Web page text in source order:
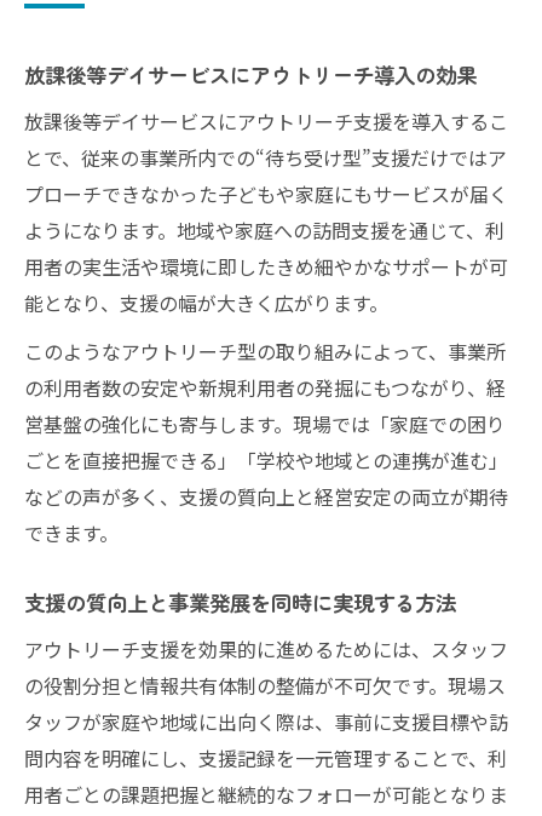
放課後等デイサービスにアウトリーチ導入の効果
放課後等デイサービスにアウトリーチ支援を導入するこ
とで、従来の事業所内での“待ち受け型”支援だけではア
プローチできなかった子どもや家庭にもサービスが届く
ようになります。地域や家庭への訪問支援を通じて、利
用者の実生活や環境に即したきめ細やかなサポートが可
能となり、支援の幅が大きく広がります。
このようなアウトリーチ型の取り組みによって、事業所
の利用者数の安定や新規利用者の発掘にもつながり、経
営基盤の強化にも寄与します。現場では「家庭での困り
ごとを直接把握できる」「学校や地域との連携が進む」
などの声が多く、支援の質向上と経営安定の両立が期待
できます。
支援の質向上と事業発展を同時に実現する方法
アウトリーチ支援を効果的に進めるためには、スタッフ
の役割分担と情報共有体制の整備が不可欠です。現場ス
タッフが家庭や地域に出向く際は、事前に支援目標や訪
問内容を明確にし、支援記録を一元管理することで、利
用者ごとの課題把握と継続的なフォローが可能となりま